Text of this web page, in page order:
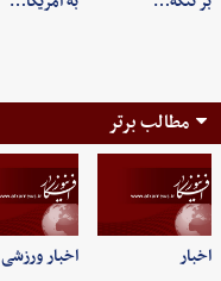
مطالب برتر
اخبار اخبار ورزشی